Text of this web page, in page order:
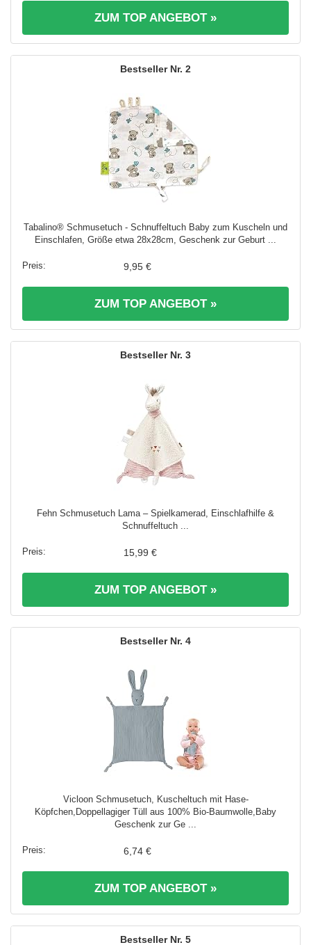
ZUM TOP ANGEBOT »
2
Tabalino® Schmusetuch - Schnuffeltuch Baby zum Kuscheln und
Einschlafen, Größe etwa 28x28cm, Geschenk zur Geburt ...
9,95 €
ZUM TOP ANGEBOT »
3
Fehn Schmusetuch Lama – Spielkamerad, Einschlafhilfe &
Schnuffeltuch ...
15,99 €
ZUM TOP ANGEBOT »
4
Vicloon Schmusetuch, Kuscheltuch mit Hase-
Köpfchen,Doppellagiger Tüll aus 100% Bio-Baumwolle,Baby
Geschenk zur Ge ...
6,74 €
ZUM TOP ANGEBOT »
5